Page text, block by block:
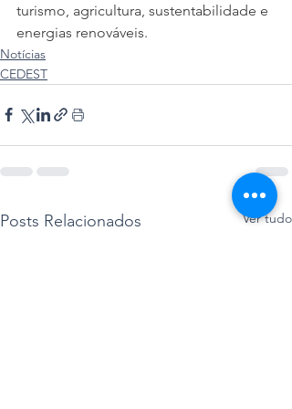
turismo, agricultura, sustentabilidade e
energias renováveis.
Notícias
CEDEST
Posts Relacionados Ver tudo